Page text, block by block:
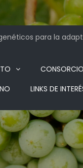
para la
CONSORCIO
LINKS DE